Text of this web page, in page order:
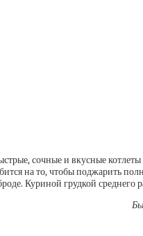
сочные и вкусные
на то, чтобы поджарить
Куриной грудкой